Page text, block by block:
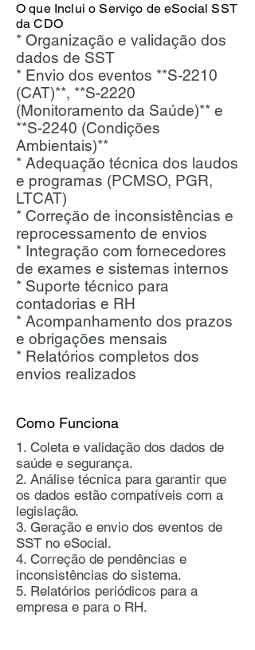
O que Inclui o Serviço de eSocial SST
da CDO
* Organização e validação dos
dados de SST
* Envio dos eventos **S-2210
(CAT)**, **S-2220
(Monitoramento da Saúde)** e
**S-2240 (Condições
Ambientais)**
* Adequação técnica dos laudos
e programas (PCMSO, PGR,
LTCAT)
* Correção de inconsistências e
reprocessamento de envios
* Integração com fornecedores
de exames e sistemas internos
* Suporte técnico para
contadorias e RH
* Acompanhamento dos prazos
e obrigações mensais
* Relatórios completos dos
envios realizados
Como Funciona
1. Coleta e validação dos dados de
saúde e segurança.
2. Análise técnica para garantir que
os dados estão compatíveis com a
legislação.
3. Geração e envio dos eventos de
SST no eSocial.
4. Correção de pendências e
inconsistências do sistema.
5. Relatórios periódicos para a
empresa e para o RH.